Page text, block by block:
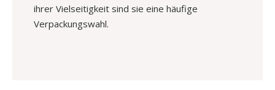
ihrer Vielseitigkeit sind sie eine häufige
Verpackungswahl.